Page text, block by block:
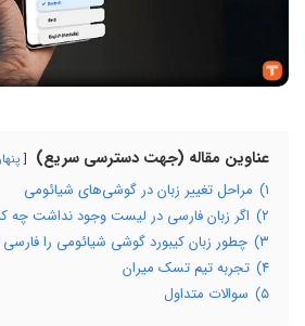
عناوین مقاله (جهت دسترسی سریع)
۱) مراحل تغییر زبان در گوشی‌های شیائومی
۲) اگر زبان فارسی در لیست وجود نداشت چه
۳) چطور زبان کیبورد گوشی شیائومی را فارسی
۴) تجربه تیم تسک میران
۵)
سوالات متداول